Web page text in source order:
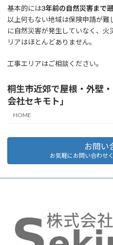
基本的には3年前の自然災害まで
以上何もない地域は保険申請が
に自然災害が発生していなく、
リアはほとんどありません。
工事エリアはご相談ください。
桐生市近郊で屋根・外壁
会社セキモト」
HOME
お問い
お気軽にお問い合わせ